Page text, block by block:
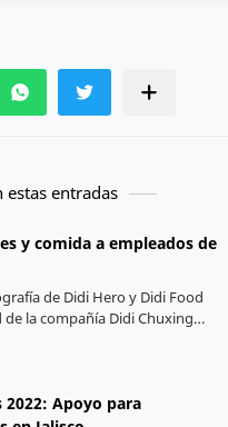
estas entradas
y comida a empleados de
de Didi Hero y Didi Food
la compañía Didi Chuxing
Technology Co. …
2022: Apoyo para